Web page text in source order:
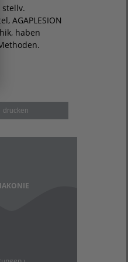
stellv.
AGAPLESION
haben
drucken